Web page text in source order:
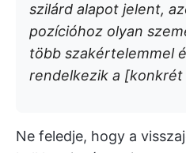
szilárd alapot jelent,
pozícióhoz olyan
több szakértelemmel
rendelkezik a [konkrét
Ne feledje, hogy a